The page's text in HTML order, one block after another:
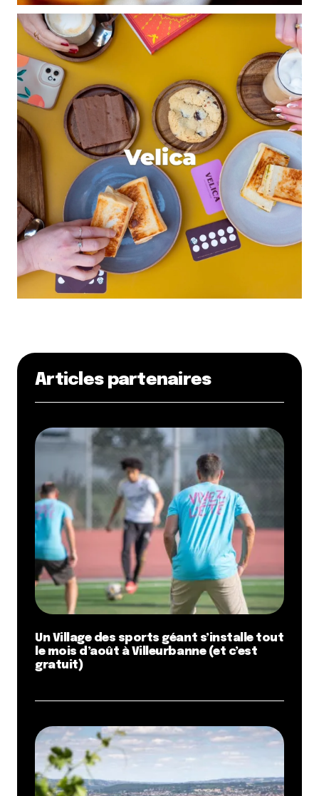
Articles partenaires
Un Village des sports géant s’installe tout
le mois d’août à Villeurbanne (et c’est
gratuit)